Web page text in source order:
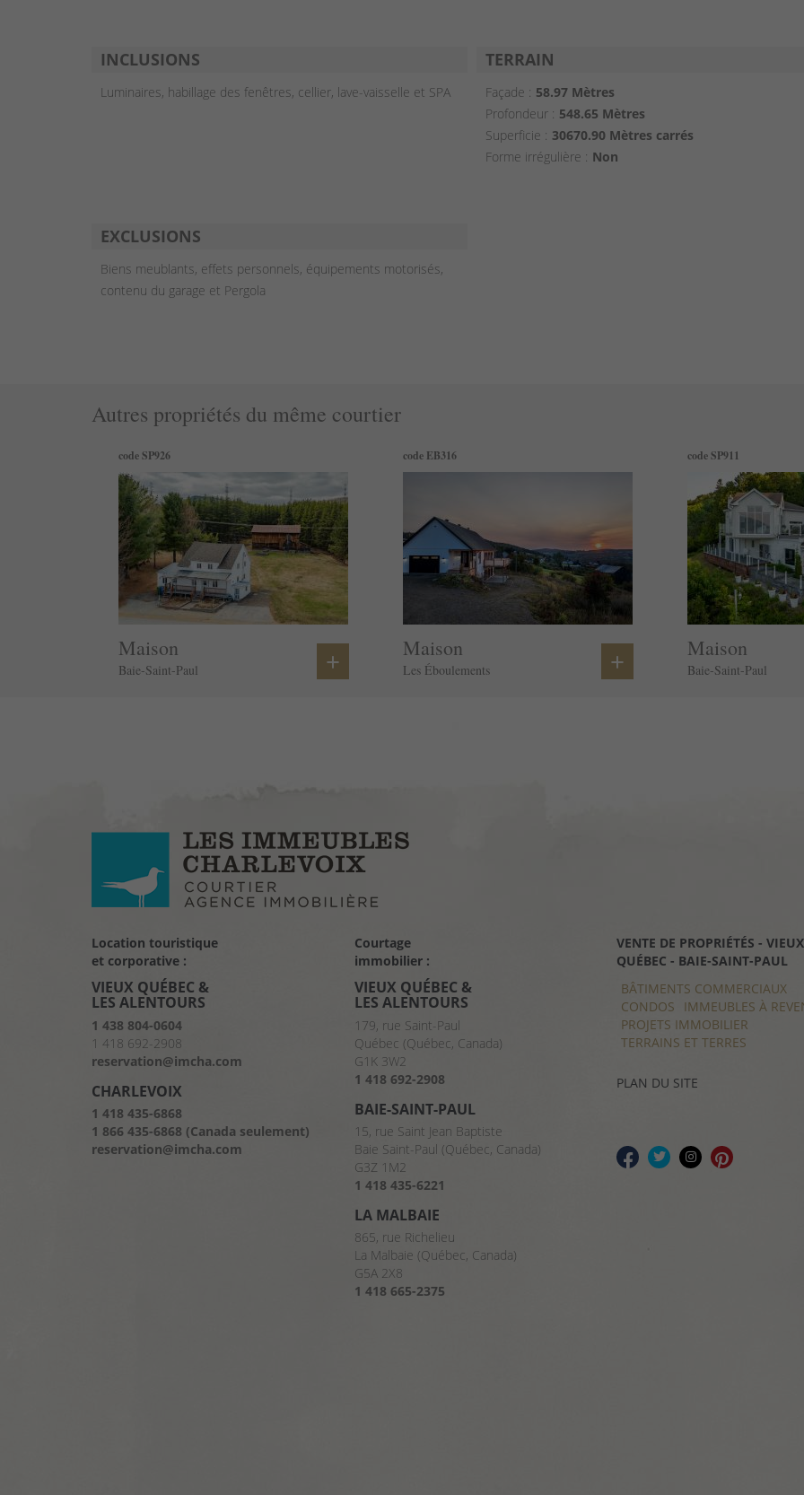
INCLUSIONS
Luminaires, habillage des fenêtres, cellier, lave-vaisselle et SPA
TERRAIN
Façade : 58.97 Mètres
Profondeur : 548.65 Mètres
Superficie : 30670.90 Mètres carrés
Forme irrégulière : Non
EXCLUSIONS
Biens meublants, effets personnels, équipements motorisés,
contenu du garage et Pergola
Autres propriétés du même courtier
code SP926
Maison
Baie-Saint-Paul +
code EB316
Maison
Les Éboulements +
code SP911
Maison
Baie-Saint-Paul
Location touristique
et corporative :
VIEUX QUÉBEC &
LES ALENTOURS
1 438 804-0604
1 418 692-2908
reservation@imcha.com
CHARLEVOIX
1 418 435-6868
1 866 435-6868 (Canada seulement)
reservation@imcha.com
Courtage
immobilier :
VIEUX QUÉBEC &
LES ALENTOURS
179, rue Saint-Paul
Québec (Québec, Canada)
G1K 3W2
1 418 692-2908
BAIE-SAINT-PAUL
15, rue Saint Jean Baptiste
Baie Saint-Paul (Québec, Canada)
G3Z 1M2
1 418 435-6221
LA MALBAIE
865, rue Richelieu
La Malbaie (Québec, Canada)
G5A 2X8
1 418 665-2375
VENTE DE PROPRIÉTÉS -
QUÉBEC - BAIE-SAINT-PAUL
BÂTIMENTS COMMERCIAUX
CONDOS
IMMEUBLES À
PROJETS IMMOBILIER
TERRAINS ET TERRES
VENTE DE PROPRIÉTÉS -
- BAIE-SAINT-PAUL
BÂTIMENTS COMMERCIAUX
CONDOS
IMMEUBLES À
PROJETS IMMOBILIER
TERRAINS ET TERRES
PLAN DU SITE